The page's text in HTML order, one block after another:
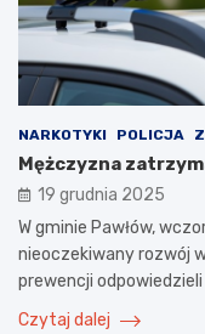
NARKOTYKI POLICJA
Mężczyzna
19 grudnia 2025
W gminie Pawłów,
nieoczekiwany rozwój
prewencji
Czytaj dalej